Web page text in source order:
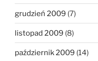
grudzień 2009 (7)
listopad 2009 (8)
październik 2009 (14)